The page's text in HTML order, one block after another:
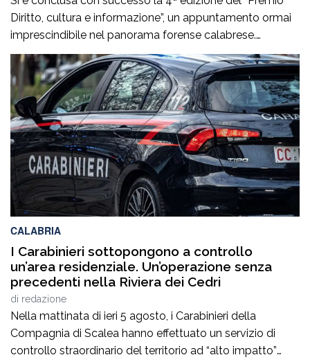
Diritto, cultura e informazione”, un appuntamento ormai
imprescindibile nel panorama forense calabrese.
L’evento, tenutosi a Palmi il 6 agosto 2026, ha offerto
un’importante occasione di riflessione sul tema
“Esperienza di vita e competenze professionali a
confronto”, richiamando l’attenzione di giuristi,
professionisti e cittadini sull’importanza del […]
CALABRIA
I Carabinieri sottopongono a controllo
un’area residenziale. Un’operazione senza
precedenti nella Riviera dei Cedri
di redazione
Nella mattinata di ieri 5 agosto, i Carabinieri della
Compagnia di Scalea hanno effettuato un servizio di
controllo straordinario del territorio ad “alto impatto”